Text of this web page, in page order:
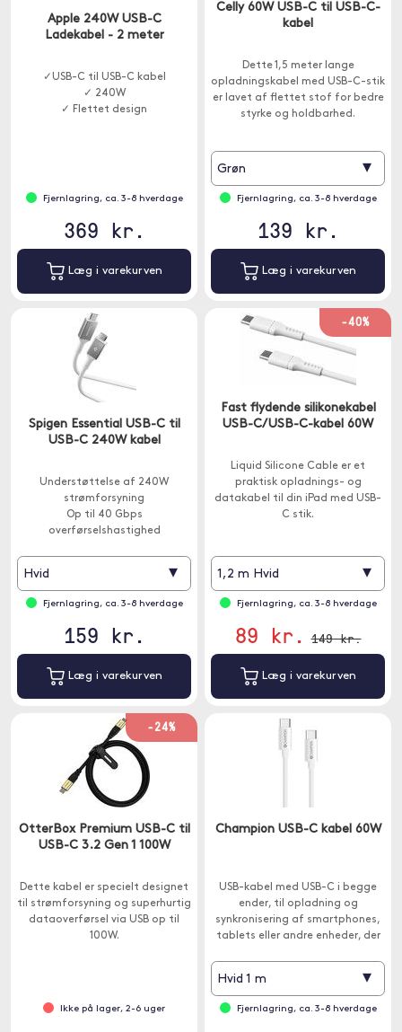
Apple 240W USB-C
Ladekabel - 2 meter
✓USB-C til USB-C kabel
✓ 240W
✓ Flettet design
Fjernlagring, ca. 3-8 hverdage
369 kr.
Læg i varekurven
Celly 60W USB-C til USB-C-
kabel
Dette 1,5 meter lange
opladningskabel med USB-C-stik
er lavet af flettet stof for bedre
styrke og holdbarhed.
Grøn ▾
Fjernlagring, ca. 3-8 hverdage
139 kr.
Læg i varekurven
Spigen Essential USB-C til
USB-C 240W kabel
Understøttelse af 240W
strømforsyning
Op til 40 Gbps
overførselshastighed
Hvid ▾
Fjernlagring, ca. 3-8 hverdage
159 kr.
Læg i varekurven
-40%
Fast flydende silikonekabel
USB-C/USB-C-kabel 60W
Liquid Silicone Cable er et
praktisk opladnings- og
datakabel til din iPad med USB-
C stik.
1,2 m Hvid ▾
Fjernlagring, ca. 3-8 hverdage
89 kr. 149 kr.
Læg i varekurven
-24%
OtterBox Premium USB-C til
USB-C 3.2 Gen 1 100W
Dette kabel er specielt designet
til strømforsyning og superhurtig
dataoverførsel via USB op til
100W.
Ikke på lager, 2-6 uger
Champion USB-C kabel 60W
USB-kabel med USB-C i begge
ender, til opladning og
synkronisering af smartphones,
tablets eller andre enheder, der
Hvid 1 m ▾
Fjernlagring, ca. 3-8 hverdage